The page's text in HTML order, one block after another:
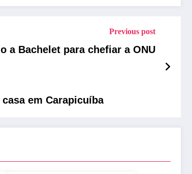
Previous post
a Bachelet para chefiar a ONU
em Carapicuíba